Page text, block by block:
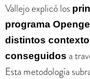
Vallejo explicó los
programa
distintos
conseguidos a
Esta metodología